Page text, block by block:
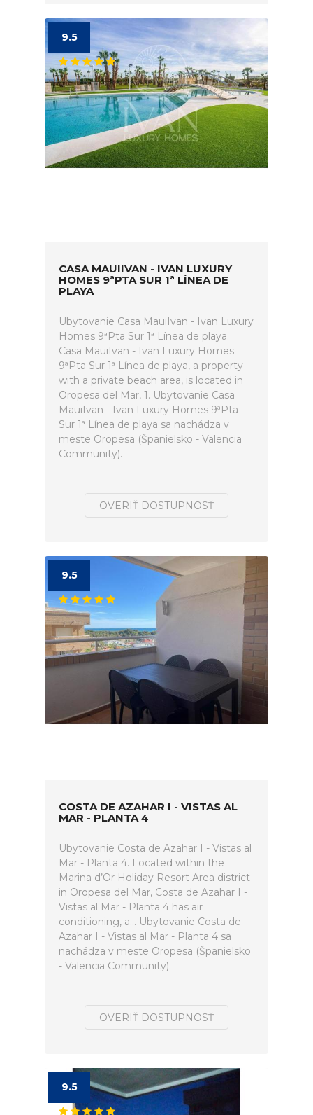
9.5
CASA MAUIIVAN - IVAN LUXURY
HOMES 9ªPTA SUR 1ª LÍNEA DE
PLAYA
Ubytovanie Casa MauiIvan - Ivan Luxury
Homes 9ªPta Sur 1ª Línea de playa.
Casa MauiIvan - Ivan Luxury Homes
9ªPta Sur 1ª Línea de playa, a property
with a private beach area, is located in
Oropesa del Mar, 1. Ubytovanie Casa
MauiIvan - Ivan Luxury Homes 9ªPta
Sur 1ª Línea de playa sa nachádza v
meste Oropesa (Španielsko - Valencia
Community).
OVERIŤ DOSTUPNOSŤ
9.5
COSTA DE AZAHAR I - VISTAS AL
MAR - PLANTA 4
Ubytovanie Costa de Azahar I - Vistas al
Mar - Planta 4. Located within the
Marina d’Or Holiday Resort Area district
in Oropesa del Mar, Costa de Azahar I -
Vistas al Mar - Planta 4 has air
conditioning, a... Ubytovanie Costa de
Azahar I - Vistas al Mar - Planta 4 sa
nachádza v meste Oropesa (Španielsko
- Valencia Community).
OVERIŤ DOSTUPNOSŤ
9.5